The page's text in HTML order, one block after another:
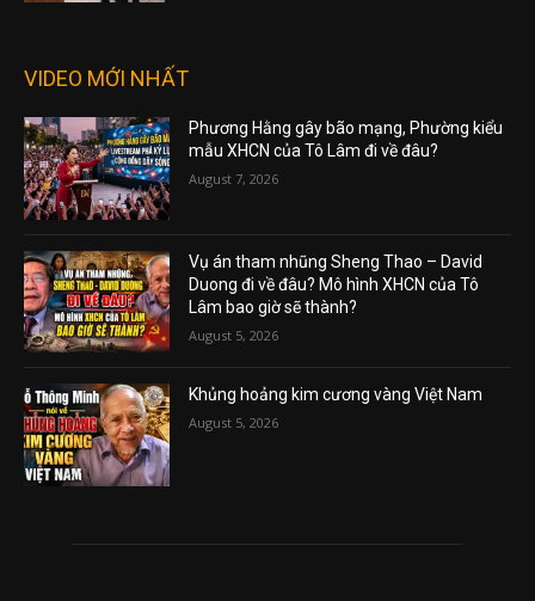
VIDEO MỚI NHẤT
Phương Hằng gây bão mạng, Phường kiểu
mẫu XHCN của Tô Lâm đi về đâu?
August 7, 2026
Vụ án tham nhũng Sheng Thao – David
Duong đi về đâu? Mô hình XHCN của Tô
Lâm bao giờ sẽ thành?
August 5, 2026
Khủng hoảng kim cương vàng Việt Nam
August 5, 2026